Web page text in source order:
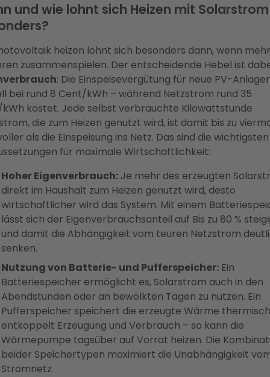
und wie lohnt sich Heizen mit Solarstrom
heizen lohnt sich besonders dann, wenn
zusammenspielen. Der entscheidende Hebel ist
: Die Einspeisevergütung für neue PV-
bei rund 8 Cent/kWh – während Netzstrom rund 35
kostet. Jede selbst verbrauchte Kilowattstunde
die zum Heizen genutzt wird, ist damit bis zu
als die Einspeisung ins Netz. Das sind die wichtigsten
für maximale Wirtschaftlichkeit:
Hoher Eigenverbrauch: Je mehr des erzeugten
direkt im Haushalt zum Heizen genutzt wird, desto
wirtschaftlicher wird das System. Mit einem
lässt sich der Eigenverbrauchsanteil auf Bis zu 80 %
und damit die Abhängigkeit vom teuren Netzstrom
senken.
Nutzung von Batterie- und Pufferspeicher: Ein
Batteriespeicher ermöglicht es, Solarstrom auch in den
Abendstunden oder an bewölkten Tagen zu nutzen. Ein
Pufferspeicher speichert die erzeugte Wärme
entkoppelt Erzeugung und Verbrauch – so kann die
Wärmepumpe tagsüber auf Vorrat heizen. Die
beider Speichertypen maximiert die Unabhängigkeit
Stromnetz.